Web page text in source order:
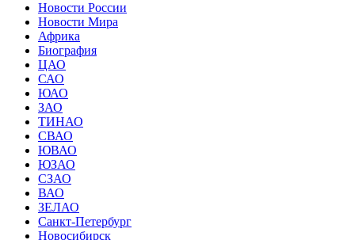
Новости России
Новости Мира
Африка
Биография
ЦАО
САО
ЮАО
ЗАО
ТИНАО
СВАО
ЮВАО
ЮЗАО
СЗАО
ВАО
ЗЕЛАО
Санкт-Петербург
Новосибирск